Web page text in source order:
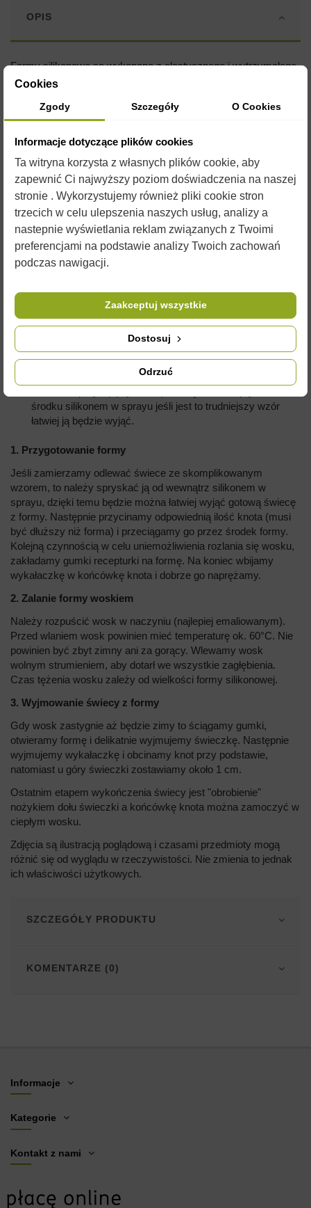
OPIS
Formy silikonowe są wykonane z elastycznego i wytrzymałego
silikonu o plastycznych właściwościach umożliwiających
Przed uzupełnieniem formy płynnym woskiem, zaleca się
konserwantem dla formy i czynnikiem ułatwiającym
wyjmowanie gotowych świec.
W naszym sklepie znajdą Państwoformy na każdą okazję. Do
doskonałego urozmaicenia produkcji świecprzydadzą się
barwniki i aromatyktóre również można znaleźć w naszym
sklepie.
Przepis jak wykonać świecę z wosku pszczelego w kilku
prostych krokach:
Forma silikonowa,
knot o odpowiedniej grubości, dobrany do wielkości
świeczki (im większa świeczka, tym grubszy knot)
gumka recepturka
środku silikonem w sprayu jeśli jest to trudniejszy wzór
łatwiej ją będzie wyjąć.
1. Przygotowanie formy
Jeśli zamierzamy odlewać świece ze skomplikowanym
wzorem, to należy spryskać ją od wewnątrz silikonem w
sprayu, dzięki temu będzie można łatwiej wyjąć gotową świecę
z formy. Następnie przycinamy odpowiednią ilość knota (musi
być dłuższy niż forma) i przeciągamy go przez środek formy.
Kolejną czynnością w celu uniemożliwienia rozlania się wosku,
zakładamy gumki recepturki na formę. Na koniec wbijamy
wykałaczkę w końcówkę knota i dobrze go naprężamy.
2. Zalanie formy woskiem
Należy rozpuścić wosk w naczyniu (najlepiej emaliowanym).
Przed wlaniem wosk powinien mieć temperaturę ok. 60°C. Nie
powinien być zbyt zimny ani za gorący. Wlewamy wosk
wolnym strumieniem, aby dotarł we wszystkie zagłębienia.
Czas tężenia wosku zależy od wielkości formy silikonowej.
3. Wyjmowanie świecy z formy
Gdy wosk zastygnie aż będzie zimy to ściągamy gumki,
otwieramy formę i delikatnie wyjmujemy świeczkę. Następnie
wyjmujemy wykałaczkę i obcinamy knot przy podstawie,
natomiast u góry świeczki zostawiamy około 1 cm.
Ostatnim etapem wykończenia świecy jest "obrobienie"
nożykiem dołu świeczki a końcówkę knota można zamoczyć w
ciepłym wosku.
Zdjęcia są ilustracją poglądową i czasami przedmioty mogą
różnić się od wyglądu w rzeczywistości. Nie zmienia to jednak
ich właściwości użytkowych.
SZCZEGÓŁY PRODUKTU
KOMENTARZE (0)
Informacje
Kategorie
Kontakt z nami
Cookies
Zgody Szczegóły O Cookies
Informacje dotyczące plików cookies
Ta witryna korzysta z własnych plików cookie, aby
zapewnić Ci najwyższy poziom doświadczenia na naszej
stronie . Wykorzystujemy również pliki cookie stron
trzecich w celu ulepszenia naszych usług, analizy a
nastepnie wyświetlania reklam związanych z Twoimi
preferencjami na podstawie analizy Twoich zachowań
podczas nawigacji.
Odrzuć
Dostosuj
Zaakceptuj wszystkie